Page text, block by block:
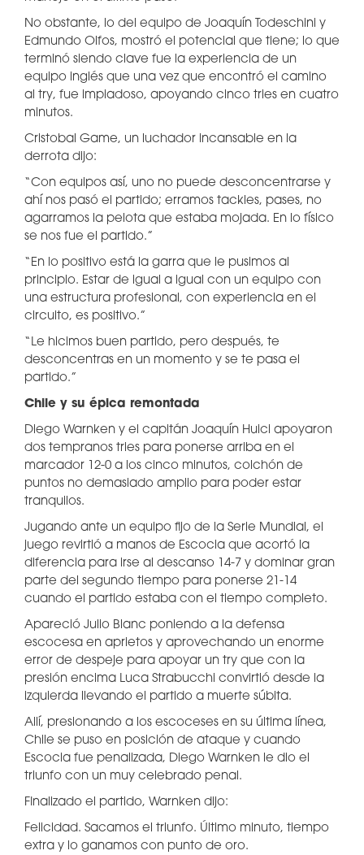
No obstante, lo del equipo de Joaquín Todeschini y
Edmundo Olfos, mostró el potencial que tiene; lo que
terminó siendo clave fue la experiencia de un
equipo inglés que una vez que encontró el camino
al try, fue impiadoso, apoyando cinco tries en cuatro
minutos.
Cristobal Game, un luchador incansable en la
derrota dijo:
“Con equipos así, uno no puede desconcentrarse y
ahí nos pasó el partido; erramos tackles, pases, no
agarramos la pelota que estaba mojada. En lo físico
se nos fue el partido.”
“En lo positivo está la garra que le pusimos al
principio. Estar de igual a igual con un equipo con
una estructura profesional, con experiencia en el
circuito, es positivo.”
“Le hicimos buen partido, pero después, te
desconcentras en un momento y se te pasa el
partido.”
Chile y su épica remontada
Diego Warnken y el capitán Joaquín Huici apoyaron
dos tempranos tries para ponerse arriba en el
marcador 12-0 a los cinco minutos, colchón de
puntos no demasiado amplio para poder estar
tranquilos.
Jugando ante un equipo fijo de la Serie Mundial, el
juego revirtió a manos de Escocia que acortó la
diferencia para irse al descanso 14-7 y dominar gran
parte del segundo tiempo para ponerse 21-14
cuando el partido estaba con el tiempo completo.
Apareció Julio Blanc poniendo a la defensa
escocesa en aprietos y aprovechando un enorme
error de despeje para apoyar un try que con la
presión encima Luca Strabucchi convirtió desde la
izquierda llevando el partido a muerte súbita.
Allí, presionando a los escoceses en su última línea,
Chile se puso en posición de ataque y cuando
Escocia fue penalizada, Diego Warnken le dio el
triunfo con un muy celebrado penal.
FInalizado el partido, Warnken dijo:
Felicidad. Sacamos el triunfo. Último minuto, tiempo
extra y lo ganamos con punto de oro.